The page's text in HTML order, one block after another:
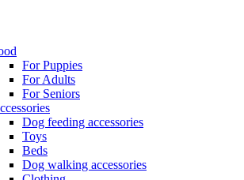
For Puppies
For Adults
For Seniors
Dog feeding accessories
Toys
Beds
Dog walking accessories